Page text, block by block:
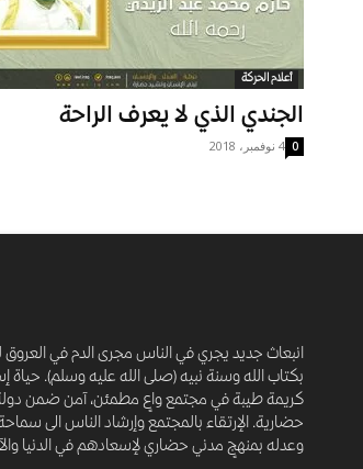
أعلام الحركة
الجندي الذي لا يعرف الراحة
4 نوفمبر، 2018 0
انبعاث جديد يجري في الناس مجرى الدم في العروق
بكتاب الله وسنة نبيه (صلى الله عليه وسلم). حياة
كريمة طيبة في مجتمع واعٍ مطمئن، آمن ضمن
حضارية. الإرتقاء بالمجتمع وإرشاد الناس الى
وعدله بمنهجٍ مدني حضاري لإسعادهم في الدنيا